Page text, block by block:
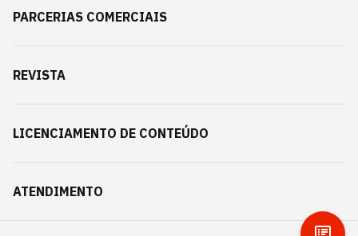
PARCERIAS COMERCIAIS
REVISTA
LICENCIAMENTO DE CONTEÚDO
ATENDIMENTO